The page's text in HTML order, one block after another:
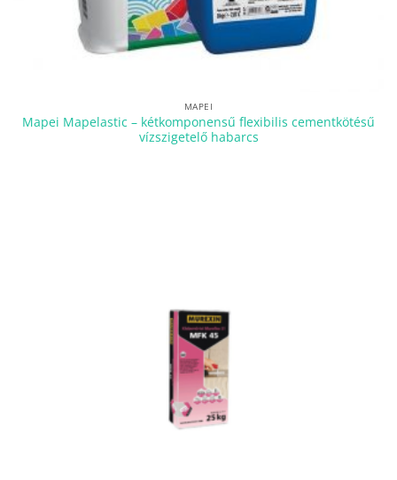
MAPEI
Mapei Mapelastic – kétkomponensű flexibilis cementkötésű
vízszigetelő habarcs